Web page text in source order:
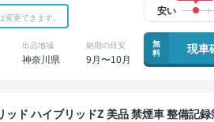
変更できます。
出品地域
神奈川県
納期の目安
9月〜10月
無
料
現車
煙車 整備記録簿あり ディスプレイオ